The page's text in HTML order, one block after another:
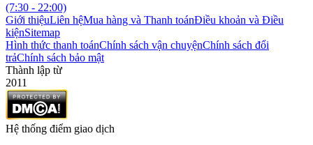
(7:30 - 22:00)
Giới thiệuLiên hệMua hàng và Thanh toánĐiều khoản và Điều
kiệnSitemap
Hình thức thanh toánChính sách vận chuyệnChính sách đổi
trảChính sách bảo mật
Thành lập từ
2011
Hệ thống điểm giao dịch